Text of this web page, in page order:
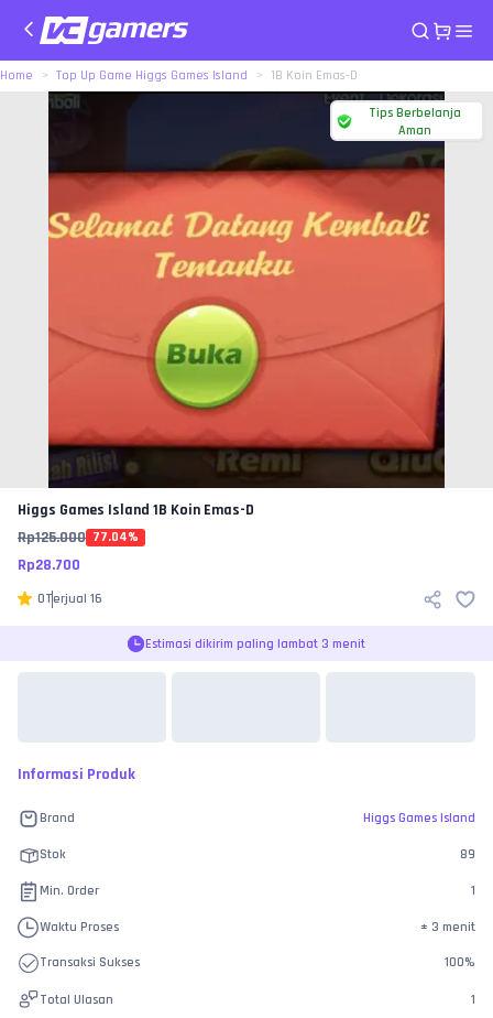
Home Top Up Game Higgs Games Island 1B Koin Emas-D
Tips Berbelanja
Aman
Higgs Games Island 1B Koin Emas-D
Rp125.000 77.04%
Rp28.700
0Terjual 16
Estimasi dikirim paling lambat 3 menit
Informasi Produk
Brand Higgs Games Island
Stok 89
Min. Order 1
Waktu Proses ± 3 menit
Transaksi Sukses 100%
Total Ulasan 1